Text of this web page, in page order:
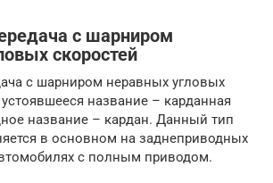
с шарниром
скоростей
с шарниром неравных угловых
название – карданная
название – кардан. Данный тип
в основном на заднеприводных
с полным приводом.